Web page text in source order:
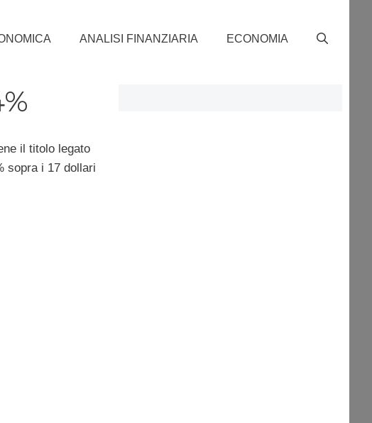
ANALISI FINANZIARIA ECONOMIA
il titolo legato
sopra i 17 dollari